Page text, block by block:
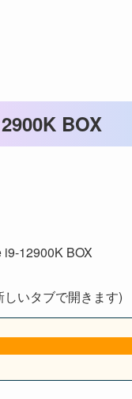
BOX
i9-12900K BOX
いタブで開きます)